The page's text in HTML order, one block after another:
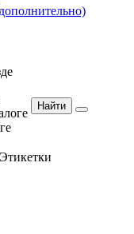
Найти
Этикетки